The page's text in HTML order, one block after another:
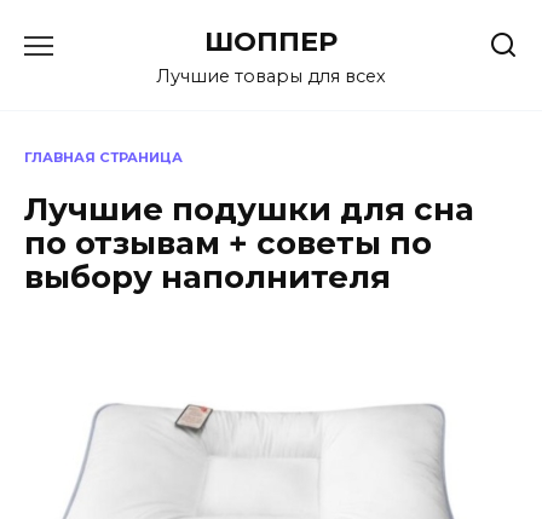
ШОППЕР
Лучшие товары для всех
ГЛАВНАЯ СТРАНИЦА
Лучшие подушки для сна
по отзывам + советы по
выбору наполнителя